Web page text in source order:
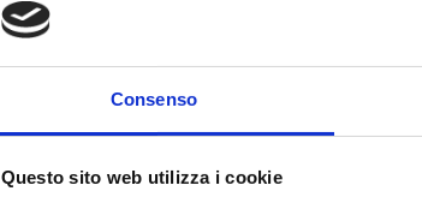
Consenso
Questo sito web utilizza i cookie